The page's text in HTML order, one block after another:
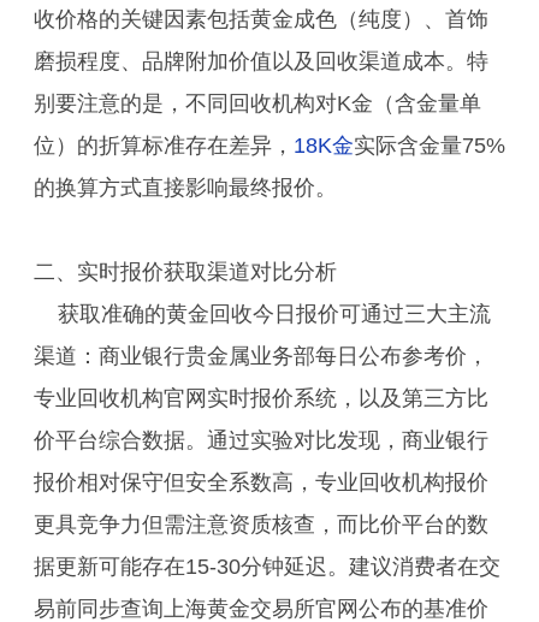
收价格的关键因素包括黄金成色（纯度）、首饰
磨损程度、品牌附加价值以及回收渠道成本。特
别要注意的是，不同回收机构对K金（含金量单
位）的折算标准存在差异， 18K金实际含金量75%
的换算方式直接影响最终报价。
二、实时报价获取渠道对比分析
获取准确的黄金回收今日报价可通过三大主流
渠道：商业银行贵金属业务部每日公布参考价，
专业回收机构官网实时报价系统，以及第三方比
价平台综合数据。通过实验对比发现，商业银行
报价相对保守但安全系数高，专业回收机构报价
更具竞争力但需注意资质核查，而比价平台的数
据更新可能存在15-30分钟延迟。建议消费者在交
易前同步查询上海黄金交易所官网公布的基准价